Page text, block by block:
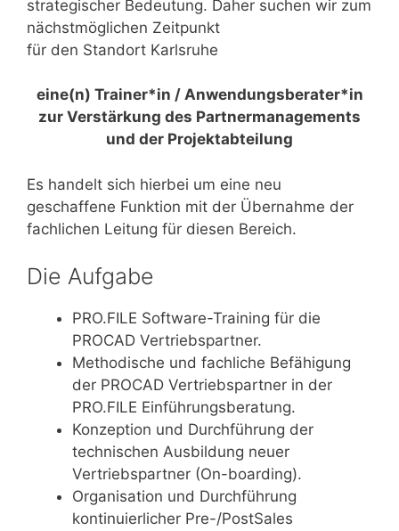
strategischer Bedeutung. Daher suchen wir zum
nächstmöglichen Zeitpunkt
für den Standort Karlsruhe
eine(n) Trainer*in / Anwendungsberater*in
zur Verstärkung des Partnermanagements
und der Projektabteilung
Es handelt sich hierbei um eine neu
geschaffene Funktion mit der Übernahme der
fachlichen Leitung für diesen Bereich.
Die Aufgabe
PRO.FILE Software-Training für die
PROCAD Vertriebspartner.
Methodische und fachliche Befähigung
der PROCAD Vertriebspartner in der
PRO.FILE Einführungsberatung.
Konzeption und Durchführung der
technischen Ausbildung neuer
Vertriebspartner (On-boarding).
Organisation und Durchführung
kontinuierlicher Pre-/PostSales